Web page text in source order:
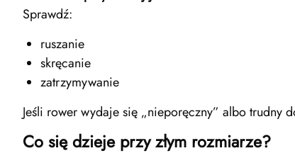
Sprawdź:
ruszanie
skręcanie
zatrzymywanie
Jeśli rower wydaje się „nieporęczny” albo trudny
Co się dzieje przy złym rozmiarze?